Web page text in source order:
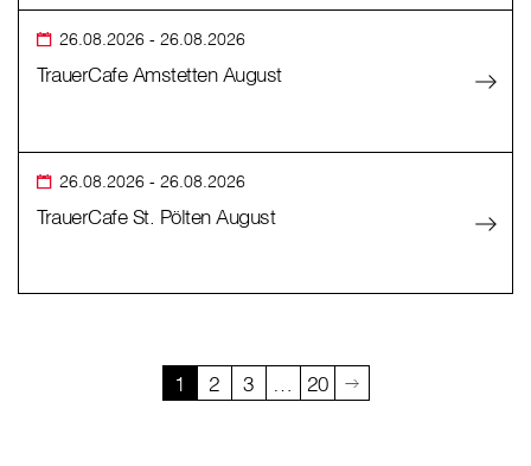
26.08.2026 - 26.08.2026
TrauerCafe Amstetten August
26.08.2026 - 26.08.2026
TrauerCafe St. Pölten August
1 2 3 … 20